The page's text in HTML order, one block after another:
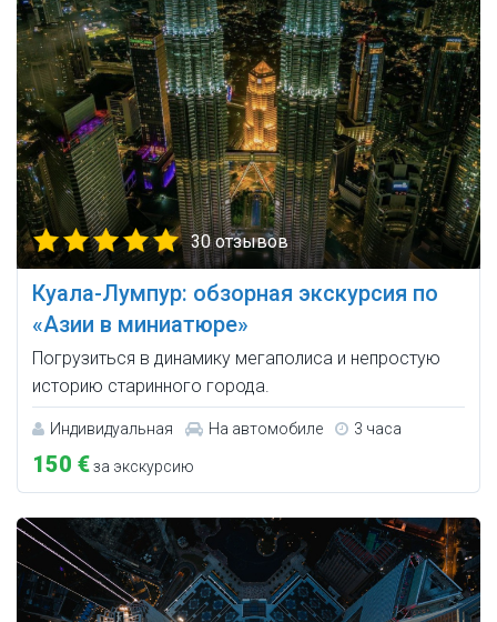
30 отзывов
Куала-Лумпур: обзорная экскурсия по
«Азии в миниатюре»
Погрузиться в динамику мегаполиса и непростую
историю старинного города.
Индивидуальная На автомобиле 3 часа
150 €за экскурсию